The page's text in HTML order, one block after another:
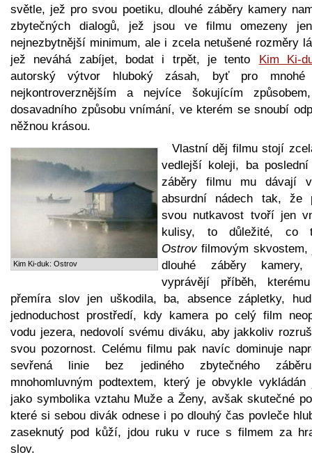
světle, jež pro svou poetiku, dlouhé záběry kamery
zbytečných dialogů, jež jsou ve filmu omezeny
nejnezbytnější minimum, ale i zcela netušené rozměry
jež neváhá zabíjet, bodat i trpět, je tento
Kim Ki-
autorský výtvor hluboký zásah, byť pro
nejkontroverznějším a nejvíce šokujícím
dosavadního způsobu vnímání, ve kterém se snoubí
něžnou krásou.
Kim Ki-duk: Ostrov
Vlastní děj filmu stojí
vedlejší koleji, ba poslední
záběry filmu mu dávají
absurdní nádech tak, že
svou nutkavost tvoří jen
kulisy, to důležité, co
Ostrov filmovým skvostem,
dlouhé záběry
vyprávějí příběh,
přemíra slov jen uškodila, ba, absence zápletky,
jednoduchost prostředí, kdy kamera po celý film
vodu jezera, nedovolí svému diváku, aby jakkoliv
svou pozornost. Celému filmu pak navíc dominuje
sevřená linie bez jediného zbytečného
mnohomluvným podtextem, který je obvykle vykládán
jako symbolika vztahu Muže a Ženy, avšak skutečné
které si sebou divák odnese i po dlouhý čas povleče
zaseknutý pod kůží, jdou ruku v ruce s filmem za
slov.